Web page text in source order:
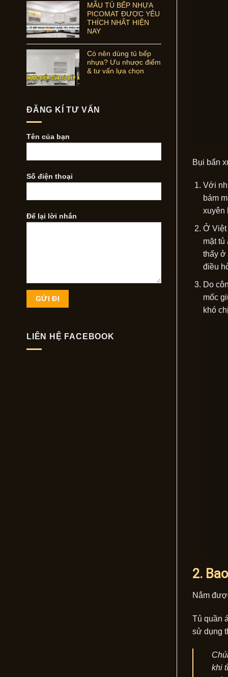
MẪU TỦ BẾP NHỰA
PICOMAT ĐƯỢC YÊU
THÍCH NHẤT HIỆN
NAY
Có nên dùng tủ bếp
nhựa? Ưu nhược điểm
& tư vấn lựa chọn
ĐĂNG KÍ TƯ VẤN
Tên của bạn
Số điện thoại
Để lại lời nhắn
LIÊN HỆ FACEBOOK
Bụi bẩn
Với
bám
xuyên
Ở Việt
mặt tủ
thấy ở
điều
Do
mốc
khó
2.
Nắm
Tủ quần
sử dụng
khi